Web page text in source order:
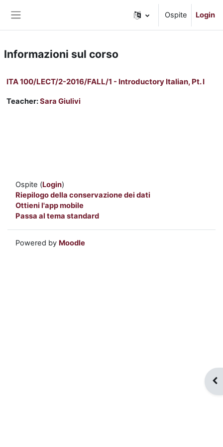
Ospite Login
Informazioni sul corso
ITA 100/LECT/2-2016/FALL/1 - Introductory Italian, Pt. I
Teacher:Sara Giulivi
Ospite (Login)
Riepilogo della conservazione dei dati
Ottieni l'app mobile
Passa al tema standard
Powered by Moodle